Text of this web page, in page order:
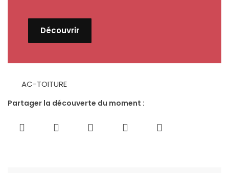
Découvrir
AC-TOITURE
Partager la découverte du moment :